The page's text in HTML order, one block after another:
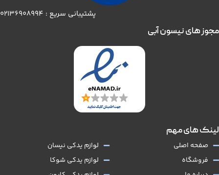
پشتیبانی سریع : 02136908994
لینک های مهم
صفحه اصلی
فروشگاه
لوازم یدکی نیسان
لوازم یدکی شوکا
مجوز های نیسون آبی